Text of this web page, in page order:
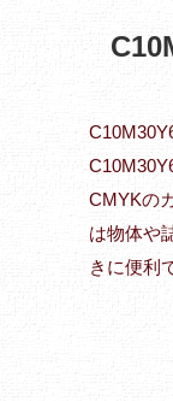
CMYKの
は物体や
きに便利